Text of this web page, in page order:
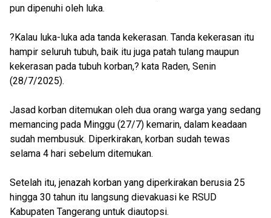
pun dipenuhi oleh luka.
?Kalau luka-luka ada tanda kekerasan. Tanda kekerasan itu
hampir seluruh tubuh, baik itu juga patah tulang maupun
kekerasan pada tubuh korban,? kata Raden, Senin
(28/7/2025).
Jasad korban ditemukan oleh dua orang warga yang sedang
memancing pada Minggu (27/7) kemarin, dalam keadaan
sudah membusuk. Diperkirakan, korban sudah tewas
selama 4 hari sebelum ditemukan.
Setelah itu, jenazah korban yang diperkirakan berusia 25
hingga 30 tahun itu langsung dievakuasi ke RSUD
Kabupaten Tangerang untuk diautopsi.